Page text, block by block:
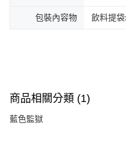
包裝內容物 飲料提袋
商品相關分類 (1)
藍色監獄